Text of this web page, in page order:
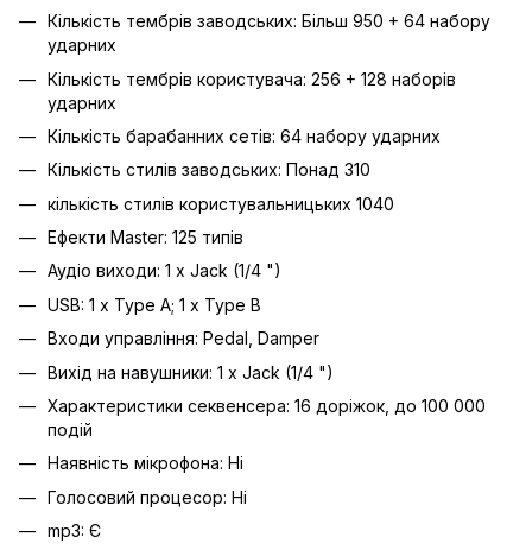
Кількість тембрів заводських: Більш 950 + 64 набору
ударних
Кількість тембрів користувача: 256 + 128 наборів
ударних
Кількість барабанних сетів: 64 набору ударних
Кількість стилів заводських: Понад 310
кількість стилів користувальницьких 1040
Ефекти Master: 125 типів
Аудіо виходи: 1 x Jack (1/4 ")
USB: 1 х Type A; 1 х Type B
Входи управління: Pedal, Damper
Вихід на навушники: 1 х Jack (1/4 ")
Характеристики секвенсера: 16 доріжок, до 100 000
подій
Наявність мікрофона: Ні
Голосовий процесор: Ні
mp3: Є